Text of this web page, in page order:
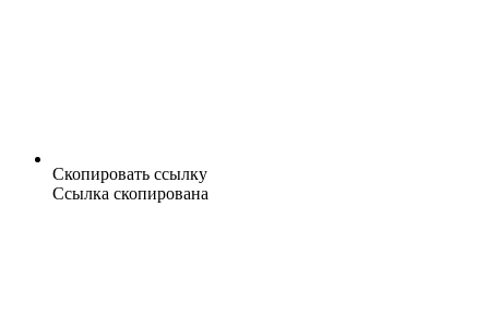
Скопировать ссылку
Ссылка скопирована